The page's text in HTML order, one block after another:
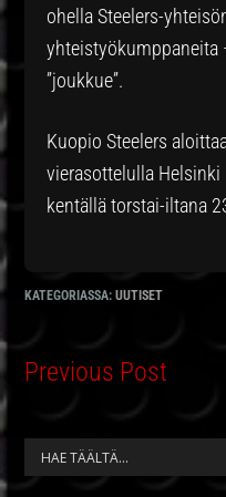
ohella Steelers-
yhteistyökumppaneita
”joukkue”.
Kuopio Steelers
vierasottelulla Helsinki
kentällä torstai-iltana
KATEGORIASSA:UUTISET
Previous Post
ENSISIJAINEN